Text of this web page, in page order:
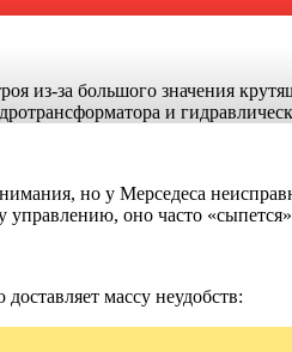
из-за большого значения
и
но у Мерседеса
управлению, оно часто
массу неудобств: